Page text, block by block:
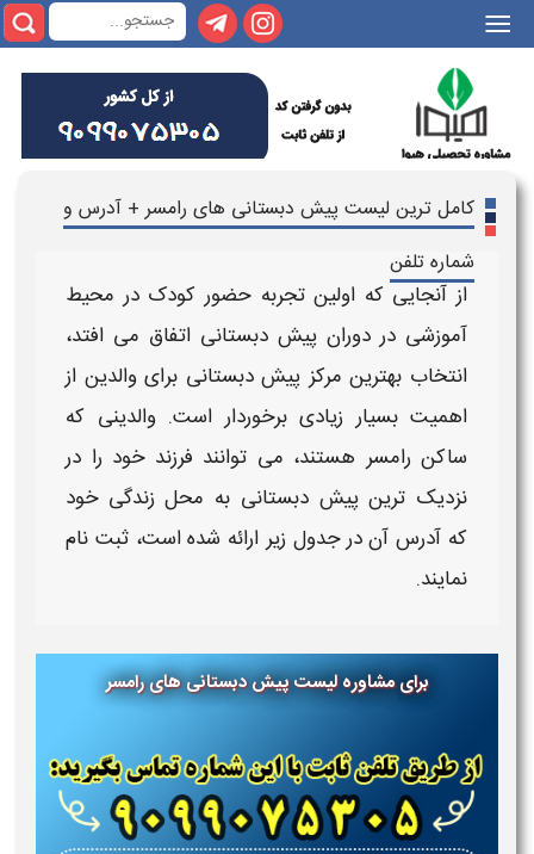
کامل ترین لیست پیش دبستانی های رامسر + آدرس و
شماره تلفن
از آنجایی که اولین تجربه حضور کودک در محیط
آموزشی در دورانپیش دبستانیاتفاق می افتد،
انتخاب بهترین مرکز پیش دبستانی برای والدین از
اهمیت بسیار زیادی برخوردار است. والدینی که
ساکنرامسرهستند، می توانند فرزند خود را در
نزدیک ترینپیش دبستانیبه محل زندگی خود
که آدرس آن در جدول زیر ارائه شده است، ثبت نام
نمایند.
برای مشاوره لیست پیش دبستانی های رامسر